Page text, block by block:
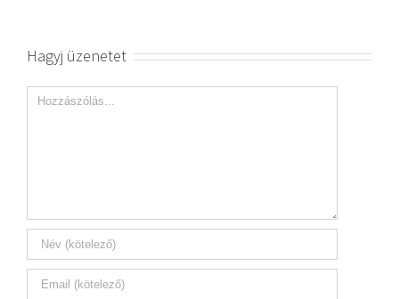
Hagyj üzenetet